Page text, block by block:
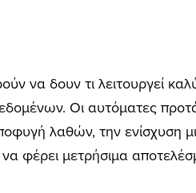
να δουν τι λειτουργεί
Οι αυτόματες
λαθών, την ενίσχυση
φέρει μετρήσιμα